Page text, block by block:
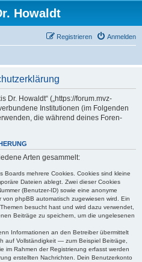
Howaldt
Anmelden
Registrieren
Dr. Howaldt“ („https://forum.mvz-
Institutionen (im Folgenden
die während deines Foren-
Arten gesammelt:
Boards mehrere Cookies. Cookies sind kleine
Dateien ablegt. Zwei dieser Cookies
(Benutzer-ID) sowie eine anonyme
von phpBB automatisch zugewiesen wird. Ein
besucht hast und wird dazu verwendet,
Beiträge zu speichern, um die ungelesenen
Informationen an den Betreiber übermittelt
auf Vollständigkeit — zum Beispiel Beiträge,
im Rahmen der Registrierung erfasst werden
erstellten Nachrichten. Dein Benutzerkonto